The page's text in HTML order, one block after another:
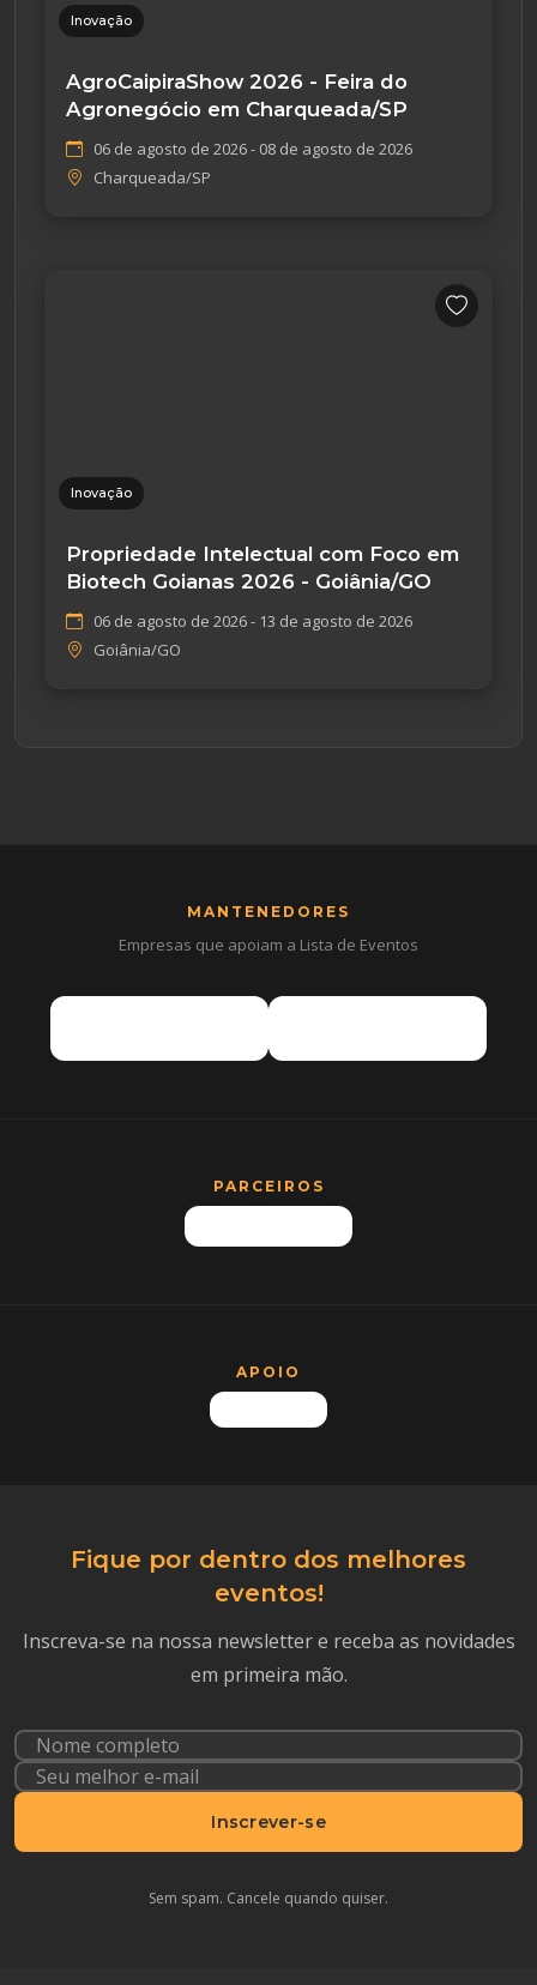
Inovação
AgroCaipiraShow 2026 - Feira do
Agronegócio em Charqueada/SP
06 de agosto de 2026 - 08 de agosto de 2026
Charqueada/SP
Inovação
Propriedade Intelectual com Foco em
Biotech Goianas 2026 - Goiânia/GO
06 de agosto de 2026 - 13 de agosto de 2026
Goiânia/GO
MANTENEDORES
Empresas que apoiam a Lista de Eventos
PARCEIROS
APOIO
Fique por dentro dos melhores
eventos!
Inscreva-se na nossa newsletter e receba as novidades
em primeira mão.
Inscrever-se
Sem spam. Cancele quando quiser.